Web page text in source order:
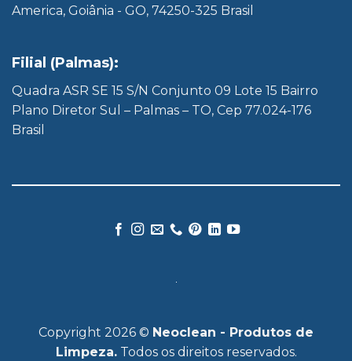
America, Goiânia - GO, 74250-325 Brasil
Filial (Palmas):
Quadra ASR SE 15 S/N Conjunto 09 Lote 15 Bairro
Plano Diretor Sul – Palmas – TO, Cep 77.024-176
Brasil
Copyright 2026 © Neoclean - Produtos de
Limpeza.Todos os direitos reservados.